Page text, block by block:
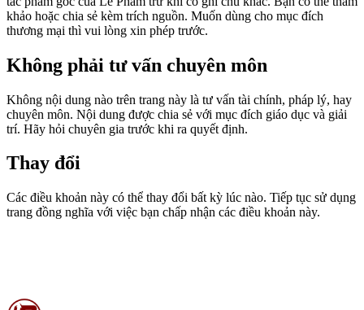
khảo hoặc chia sẻ kèm trích nguồn. Muốn dùng cho mục đích
thương mại thì vui lòng xin phép trước.
Không phải tư vấn chuyên môn
Không nội dung nào trên trang này là tư vấn tài chính, pháp lý, hay
chuyên môn. Nội dung được chia sẻ với mục đích giáo dục và giải
trí. Hãy hỏi chuyên gia trước khi ra quyết định.
Thay đổi
Các điều khoản này có thể thay đổi bất kỳ lúc nào. Tiếp tục sử dụng
trang đồng nghĩa với việc bạn chấp nhận các điều khoản này.